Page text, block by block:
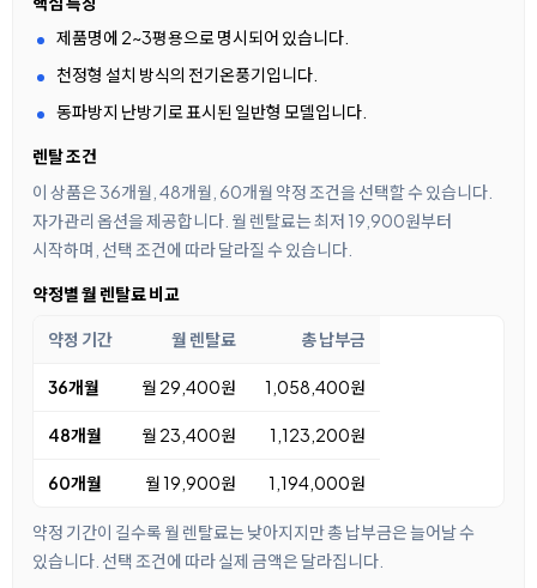
제품명에 2~3평용으로 명시되어 있습니다.
천정형 설치 방식의 전기온풍기입니다.
동파방지 난방기로 표시된 일반형 모델입니다.
렌탈 조건
이 상품은 36개월, 48개월, 60개월 약정 조건을 선택할 수 있습니다.
자가관리 옵션을 제공합니다. 월 렌탈료는 최저 19,900원부터
시작하며, 선택 조건에 따라 달라질 수 있습니다.
약정별 월 렌탈료 비교
약정 기간 월 렌탈료 총 납부금
36개월 월 29,400원 1,058,400원
48개월 월 23,400원 1,123,200원
60개월 월 19,900원 1,194,000원
약정 기간이 길수록 월 렌탈료는 낮아지지만 총 납부금은 늘어날 수
있습니다. 선택 조건에 따라 실제 금액은 달라집니다.